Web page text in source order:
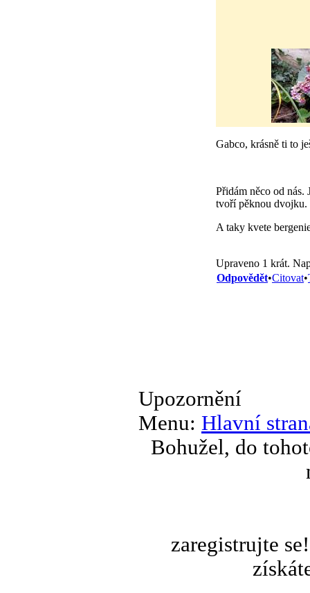
Gabco, krásně ti to
Přidám něco od nás.
tvoří pěknou dvojku.
A taky kvete
Upraveno 1 krát.
Odpovědět•Citovat•
Upozornění
Menu: Hlavní
Bohužel, do
zaregistrujte